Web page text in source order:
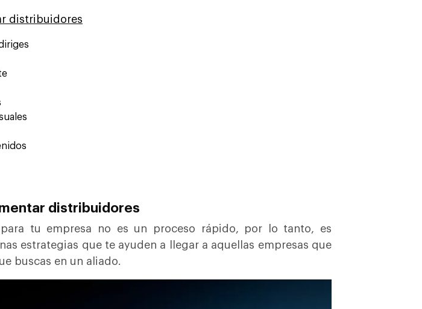
distribuidores
distribuidores
para tu empresa no es un proceso rápido, por lo tanto, es
estrategias que te ayuden a llegar a aquellas empresas que
buscas en un aliado.